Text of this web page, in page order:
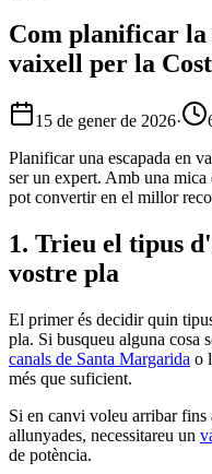
Com planificar la
vaixell per la
15 de gener de 2026·
Planificar una escapada en
ser un expert. Amb una
pot convertir en el millor
1. Trieu el tipus
vostre pla
El primer és decidir quin
pla. Si busqueu alguna cosa
canals de Santa Margarida o
més que suficient.
Si en canvi voleu arribar fins
allunyades, necessitareu un
de potència.